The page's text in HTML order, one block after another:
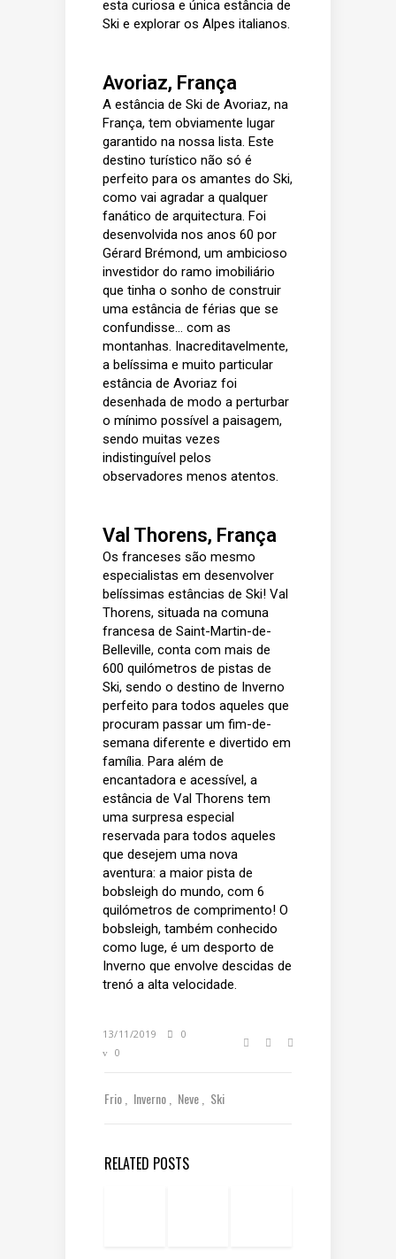
esta curiosa e única estância de
Ski e explorar os Alpes italianos.
Avoriaz, França
A estância de Ski de Avoriaz, na
França, tem obviamente lugar
garantido na nossa lista. Este
destino turístico não só é
perfeito para os amantes do Ski,
como vai agradar a qualquer
fanático de arquitectura. Foi
desenvolvida nos anos 60 por
Gérard Brémond, um ambicioso
investidor do ramo imobiliário
que tinha o sonho de construir
uma estância de férias que se
confundisse… com as
montanhas. Inacreditavelmente,
a belíssima e muito particular
estância de Avoriaz foi
desenhada de modo a perturbar
o mínimo possível a paisagem,
sendo muitas vezes
indistinguível pelos
observadores menos atentos.
Val Thorens, França
Os franceses são mesmo
especialistas em desenvolver
belíssimas estâncias de Ski! Val
Thorens, situada na comuna
francesa de Saint-Martin-de-
Belleville, conta com mais de
600 quilómetros de pistas de
Ski, sendo o destino de Inverno
perfeito para todos aqueles que
procuram passar um fim-de-
semana diferente e divertido em
família. Para além de
encantadora e acessível, a
estância de Val Thorens tem
uma surpresa especial
reservada para todos aqueles
que desejem uma nova
aventura: a maior pista de
bobsleigh do mundo, com 6
quilómetros de comprimento! O
bobsleigh, também conhecido
como luge, é um desporto de
Inverno que envolve descidas de
trenó a alta velocidade.
13/11/2019
0
0
Frio Inverno Neve Ski
RELATED POSTS